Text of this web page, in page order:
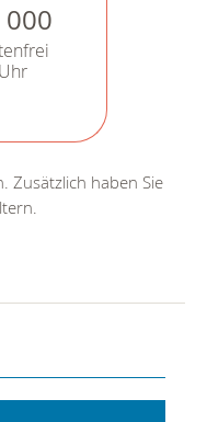
000
Zusätzlich haben Sie